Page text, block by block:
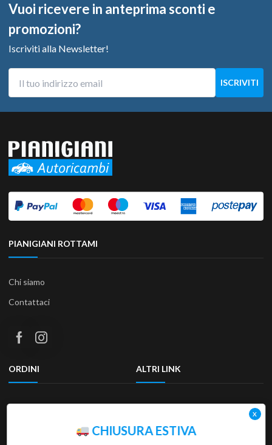
Vuoi ricevere in anteprima sconti e
promozioni?
Iscriviti alla Newsletter!
PIANIGIANI ROTTAMI
Chi siamo
Contattaci
ORDINI
Termini e condizioni
ALTRI LINK
Privacy Policy
Accessibilità
CHIUSURA ESTIVA